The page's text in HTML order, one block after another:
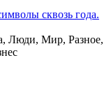
Люди, Мир, Разное,